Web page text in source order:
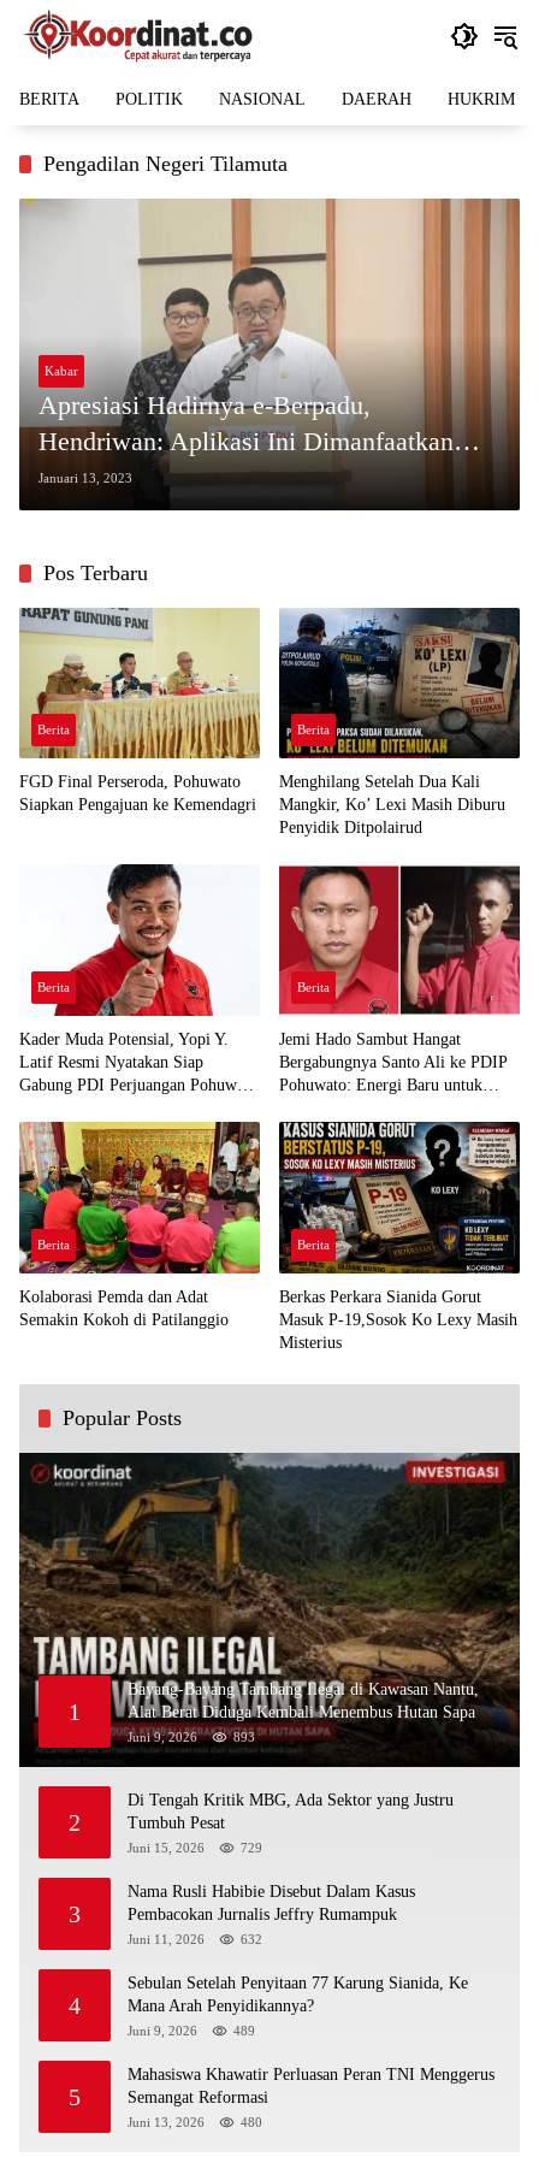
Langsung
BERITA POLITIK NASIONAL DAERAH HUKRIM
Pengadilan Negeri Tilamuta
Kabar
Apresiasi Hadirnya e-Berpadu,
Hendriwan: Aplikasi Ini Dimanfaatkan
Guna Mencapai Sistem Peradilan Cepat
Januari 13, 2023
Pos Terbaru
Berita
FGD Final Perseroda, Pohuwato
Siapkan Pengajuan ke Kemendagri
Berita
Menghilang Setelah Dua Kali
Mangkir, Ko’ Lexi Masih Diburu
Penyidik Ditpolairud
Berita
Kader Muda Potensial, Yopi Y.
Latif Resmi Nyatakan Siap
Gabung PDI Perjuangan Pohuwato
Berita
Jemi Hado Sambut Hangat
Bergabungnya Santo Ali ke PDIP
Pohuwato: Energi Baru untuk
Berita
Kolaborasi Pemda dan Adat
Semakin Kokoh di Patilanggio
Berita
Berkas Perkara Sianida Gorut
Masuk P-19,Sosok Ko Lexy Masih
Misterius
Popular Posts
1
Bayang-Bayang Tambang Ilegal di Kawasan Nantu,
Alat Berat Diduga Kembali Menembus Hutan Sapa
Juni 9, 2026 893
2
Di Tengah Kritik MBG, Ada Sektor yang Justru
Tumbuh Pesat
Juni 15, 2026 729
3
Nama Rusli Habibie Disebut Dalam Kasus
Pembacokan Jurnalis Jeffry Rumampuk
Juni 11, 2026 632
4
Sebulan Setelah Penyitaan 77 Karung Sianida, Ke
Mana Arah Penyidikannya?
Juni 9, 2026 489
5
Mahasiswa Khawatir Perluasan Peran TNI Menggerus
Semangat Reformasi
Juni 13, 2026 480